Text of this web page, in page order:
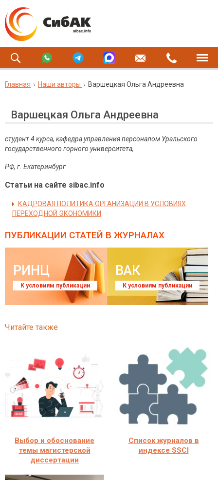
Главная Наши авторы Варшецкая Ольга Андреевна
Варшецкая Ольга Андреевна
студент 4 курса, кафедра управления персоналом Уральского
государственного горного университета,
РФ, г. Екатеринбург
Статьи на сайте sibac.info
КАДРОВАЯ ПОЛИТИКА ОРГАНИЗАЦИИ В УСЛОВИЯХ
ПЕРЕХОДНОЙ ЭКОНОМИКИ
ПУБЛИКАЦИИ СТАТЕЙ В ЖУРНАЛАХ
РИНЦ
К условиям публикации
ВАК
К условиям публикации
Читайте также
Выбор и обоснование
темы магистерской
диссертации
Список журналов в
индексе SSCI